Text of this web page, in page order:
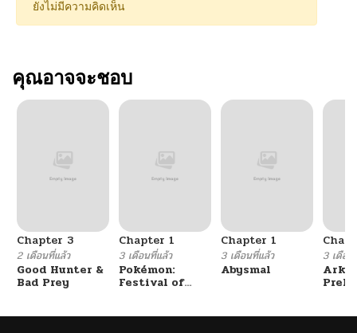
ยังไม่มีความคิดเห็น
คุณอาจจะชอบ
Chapter 3
2 เดือนที่แล้ว
Good Hunter &
Bad Prey
Chapter 1
3 เดือนที่แล้ว
Pokémon:
Festival of
Chapter 1
3 เดือนที่แล้ว
Abysmal
3 เดือน